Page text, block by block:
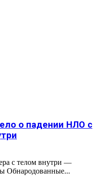
о падении НЛО с
с телом внутри —
Обнародованные...